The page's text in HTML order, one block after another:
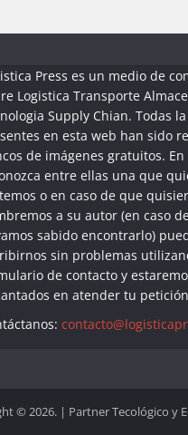
Press es un medio de
Logistica Transporte
Supply Chian. Todas
en esta web han sido
de imágenes gratuitos.
entre ellas una que
o en caso de que
a su autor (en caso
sabido encontrarlo)
sin problemas
de contacto y
en atender tu
© 2026. | Partner Tecológico y